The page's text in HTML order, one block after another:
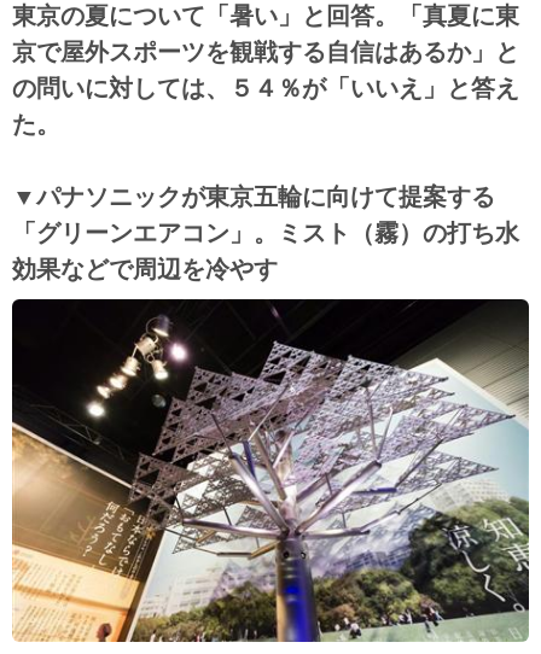
東京の夏について「暑い」と回答。「真夏に東
京で屋外スポーツを観戦する自信はあるか」と
の問いに対しては、５４％が「いいえ」と答え
た。
▼パナソニックが東京五輪に向けて提案する
「グリーンエアコン」。ミスト（霧）の打ち水
効果などで周辺を冷やす